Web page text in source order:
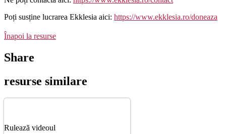
Poți susține lucrarea Ekklesia aici: https://www.ekklesia.ro/doneaza
Înapoi la resurse
Share
resurse similare
Rulează videoul